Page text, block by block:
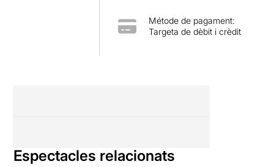
Métode de pagament:
Targeta de dèbit i crèdit
Espectacles relacionats